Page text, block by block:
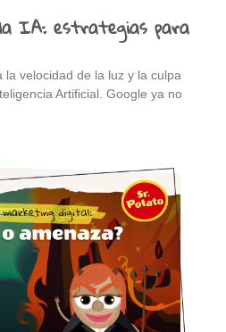
IA: estrategias para
la velocidad de la luz y la culpa
Artificial. Google ya no